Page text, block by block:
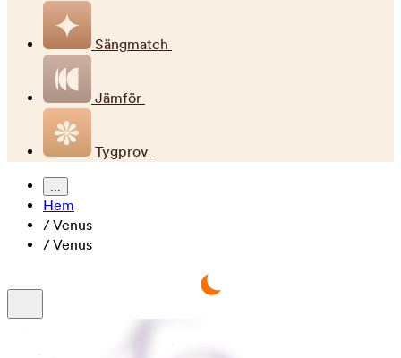
Sängmatch
Jämför
Tygprov
...
Hem
/Venus
/Venus